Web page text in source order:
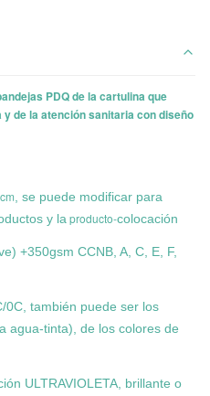
PDQ de la cartulina que
de la atención sanitaria con diseño
, se puede modificar para
y la producto-colocación
+350gsm CCNB, A, C, E, F,
0C, también puede ser los
agua-tinta), de los colores de
ULTRAVIOLETA, brillante o